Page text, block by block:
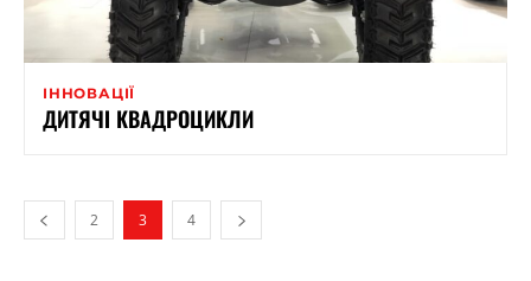
ІННОВАЦІЇ
ДИТЯЧІ КВАДРОЦИКЛИ
2 3 4